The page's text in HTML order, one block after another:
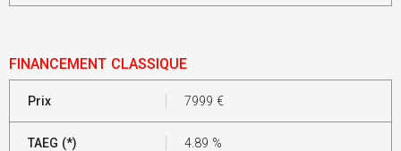
FINANCEMENT CLASSIQUE
Prix 7999 €
TAEG (*) 4.89 %